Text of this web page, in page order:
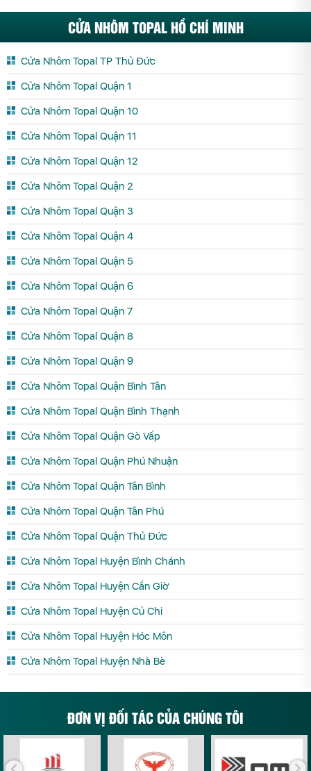
CỬA NHÔM TOPAL HỒ CHÍ MINH
Cửa Nhôm Topal TP Thủ Đức
Cửa Nhôm Topal Quận 1
Cửa Nhôm Topal Quận 10
Cửa Nhôm Topal Quận 11
Cửa Nhôm Topal Quận 12
Cửa Nhôm Topal Quận 2
Cửa Nhôm Topal Quận 3
Cửa Nhôm Topal Quận 4
Cửa Nhôm Topal Quận 5
Cửa Nhôm Topal Quận 6
Cửa Nhôm Topal Quận 7
Cửa Nhôm Topal Quận 8
Cửa Nhôm Topal Quận 9
Cửa Nhôm Topal Quận Bình Tân
Cửa Nhôm Topal Quận Bình Thạnh
Cửa Nhôm Topal Quận Gò Vấp
Cửa Nhôm Topal Quận Phú Nhuận
Cửa Nhôm Topal Quận Tân Bình
Cửa Nhôm Topal Quận Tân Phú
Cửa Nhôm Topal Quận Thủ Đức
Cửa Nhôm Topal Huyện Bình Chánh
Cửa Nhôm Topal Huyện Cần Giờ
Cửa Nhôm Topal Huyện Củ Chi
Cửa Nhôm Topal Huyện Hóc Môn
Cửa Nhôm Topal Huyện Nhà Bè
ĐƠN VỊ ĐỐI TÁC CỦA CHÚNG TÔI